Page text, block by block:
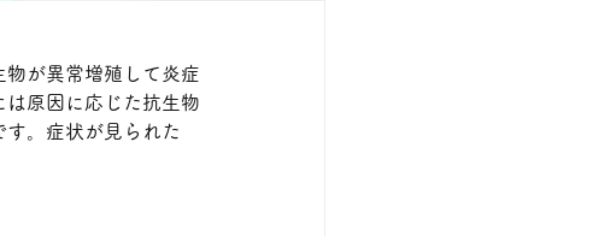
物が異常増殖して炎症
原因に応じた抗生物
。症状が見られた